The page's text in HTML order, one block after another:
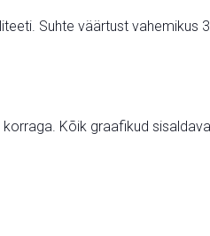
Suhte väärtust vahemikus
Kõik graafikud